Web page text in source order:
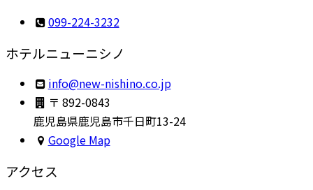
099-224-3232
ホテルニューニシノ
pj.oc
.onih
sin-w
en@of
ni
〒 892-0843
鹿児島県鹿児島市千日町13-24
Google Map
アクセス